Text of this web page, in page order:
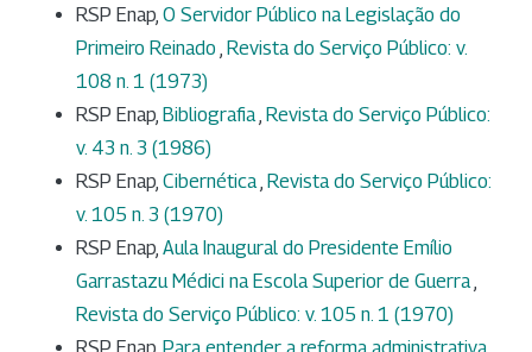
RSP Enap, O Servidor Público na Legislação do
Primeiro Reinado , Revista do Serviço Público: v.
108 n. 1 (1973)
RSP Enap, Bibliografia, Revista do Serviço Público:
v. 43 n. 3 (1986)
RSP Enap, Cibernética, Revista do Serviço Público:
v. 105 n. 3 (1970)
RSP Enap, Aula Inaugural do Presidente Emílio
Garrastazu Médici na Escola Superior de Guerra,
Revista do Serviço Público: v. 105 n. 1 (1970)